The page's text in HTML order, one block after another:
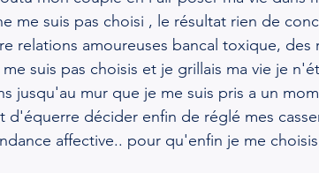
me suis pas choisi , le résultat rien de
relations amoureuses bancal toxique, des
suis pas choisis et je grillais ma vie je
jusqu'au mur que je me suis pris a un
d'équerre décider enfin de réglé mes
affective.. pour qu'enfin je me